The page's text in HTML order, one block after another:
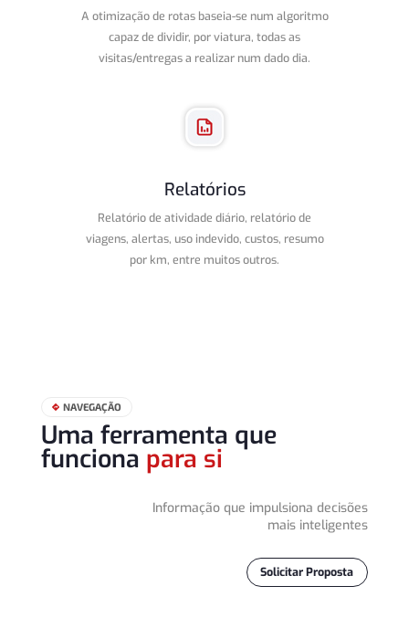
A otimização de rotas baseia-se num algoritmo
capaz de dividir, por viatura, todas as
visitas/entregas a realizar num dado dia.
Relatórios
Relatório de atividade diário, relatório de
viagens, alertas, uso indevido, custos, resumo
por km, entre muitos outros.
 NAVEGAÇÃO
Uma ferramenta que
funciona para si
Informação que impulsiona decisões
mais inteligentes
Solicitar Proposta